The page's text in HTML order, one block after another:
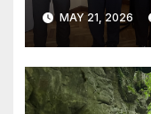
MAY 21, 2026